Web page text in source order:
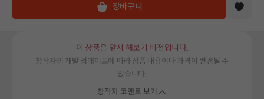
장바구니
이 상품은 앞서 해보기 버전입니다.
창작자의 개발 업데이트에 따라 상품 내용이나 가격이 변경될 수
있습니다.
창작자 코멘트 보기